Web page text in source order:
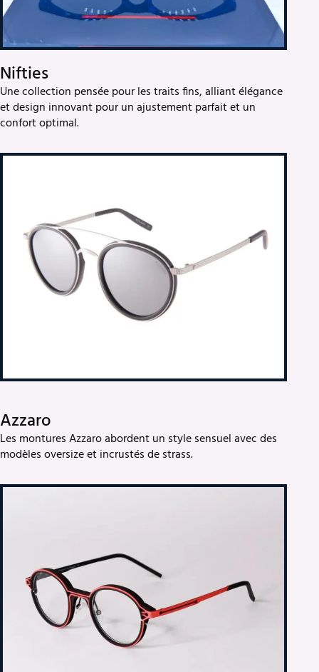
Nifties
Une collection pensée pour les traits fins, alliant élégance
et design innovant pour un ajustement parfait et un
confort optimal.
Azzaro
Les montures Azzaro abordent un style sensuel avec des
modèles oversize et incrustés de strass.